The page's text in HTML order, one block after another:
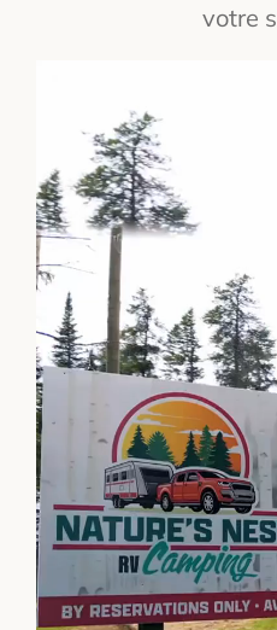
votre